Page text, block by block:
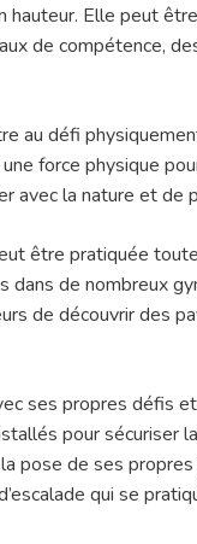
hauteur. Elle peut
de compétence,
au défi
force physique
avec la nature et de
être pratiquée
dans de nombreux
de découvrir des
ses propres défis
pour sécuriser
pose de ses propres
qui se